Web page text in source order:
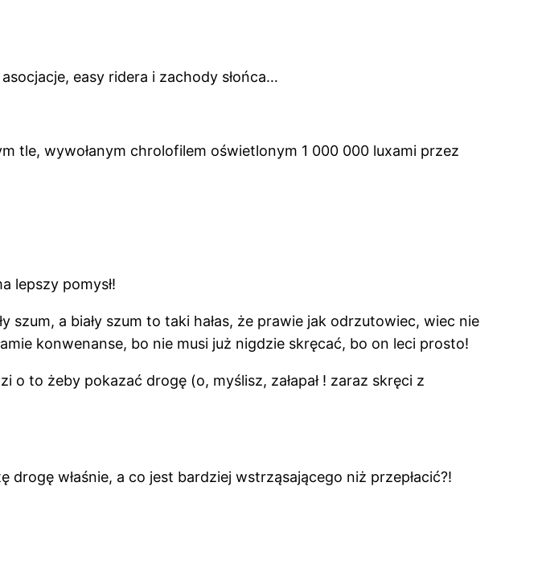
easy ridera i zachody słońca…
tle, wywołanym chrolofilem oświetlonym 1 000 000 luxami przez
lepszy pomysł!
a biały szum to taki hałas, że prawie jak odrzutowiec, wiec nie
konwenanse, bo nie musi już nigdzie skręcać, bo on leci prosto!
to żeby pokazać drogę (o, myślisz, załapał ! zaraz skręci z
właśnie, a co jest bardziej wstrząsającego niż przepłacić?!